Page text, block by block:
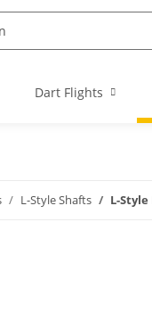
Dart Flights
L-Style Shafts L-